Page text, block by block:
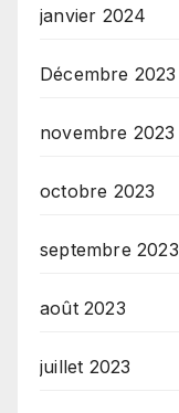
janvier 2024
Décembre 2023
novembre 2023
octobre 2023
septembre 2023
août 2023
juillet 2023